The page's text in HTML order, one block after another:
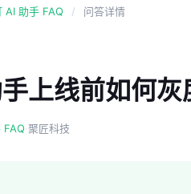
AI 助手 FAQ / 问答详情
上线前如何灰
FAQ·聚匠科技